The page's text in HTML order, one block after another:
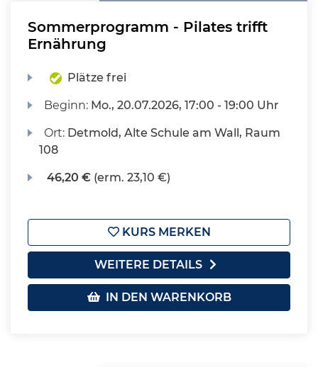
Sommerprogramm - Pilates trifft
Ernährung
Plätze frei
Beginn: Mo., 20.07.2026, 17:00 - 19:00 Uhr
Ort: Detmold, Alte Schule am Wall, Raum
108
46,20 € (erm. 23,10 €)
KURS MERKEN
WEITERE DETAILS
IN DEN WARENKORB